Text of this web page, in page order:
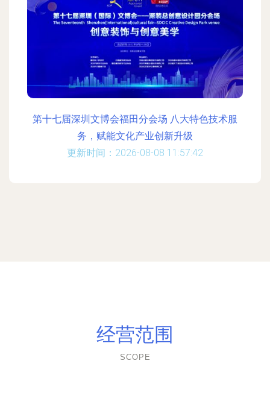
第十七届深圳文博会福田分会场 八大特色技术服
务，赋能文化产业创新升级
更新时间：2026-08-08 11:57:42
经营范围
SCOPE